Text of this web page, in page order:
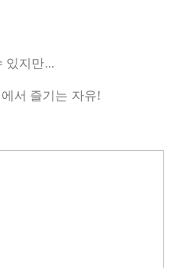
있지만...
서 즐기는 자유!